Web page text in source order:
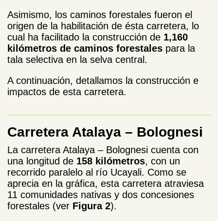
Asimismo, los caminos forestales fueron el
origen de la habilitación de ésta carretera, lo
cual ha facilitado la construcción de 1,160
kilómetros de caminos forestales para la
tala selectiva en la selva central.
A continuación, detallamos la construcción e
impactos de esta carretera.
Carretera Atalaya – Bolognesi
La carretera Atalaya – Bolognesi cuenta con
una longitud de 158 kilómetros, con un
recorrido paralelo al río Ucayali. Como se
aprecia en la gráfica, esta carretera atraviesa
11 comunidades nativas y dos concesiones
forestales (ver Figura 2).